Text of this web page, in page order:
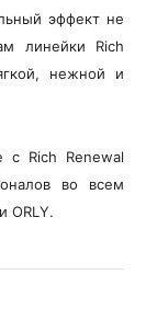
эффект не
линейки Rich
нежной и
с Rich Renewal
во всем
ORLY.